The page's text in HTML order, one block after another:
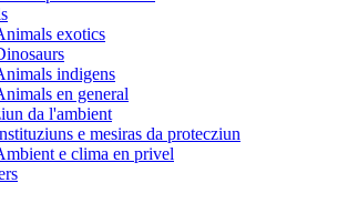
exotics
indigens
en general
da l'ambient
e mesiras da protecziun
e clima en privel